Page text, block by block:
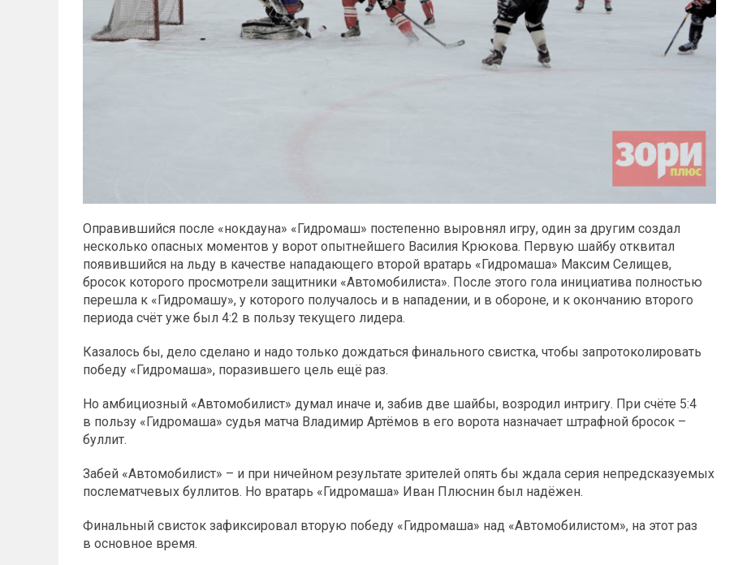
Оправившийся после «нокдауна» «Гидромаш» постепенно выровнял игру, один за другим создал
несколько опасных моментов у ворот опытнейшего Василия Крюкова. Первую шайбу отквитал
появившийся на льду в качестве нападающего второй вратарь «Гидромаша» Максим Селищев,
бросок которого просмотрели защитники «Автомобилиста». После этого гола инициатива полностью
перешла к «Гидромашу», у которого получалось и в нападении, и в обороне, и к окончанию второго
периода счёт уже был 4:2 в пользу текущего лидера.
Казалось бы, дело сделано и надо только дождаться финального свистка, чтобы запротоколировать
победу «Гидромаша», поразившего цель ещё раз.
Но амбициозный «Автомобилист» думал иначе и, забив две шайбы, возродил интригу. При счёте 5:4
в пользу «Гидромаша» судья матча Владимир Артёмов в его ворота назначает штрафной бросок –
буллит.
Забей «Автомобилист» – и при ничейном результате зрителей опять бы ждала серия непредсказуемых
послематчевых буллитов. Но вратарь «Гидромаша» Иван Плюснин был надёжен.
Финальный свисток зафиксировал вторую победу «Гидромаша» над «Автомобилистом», на этот раз
в основное время.